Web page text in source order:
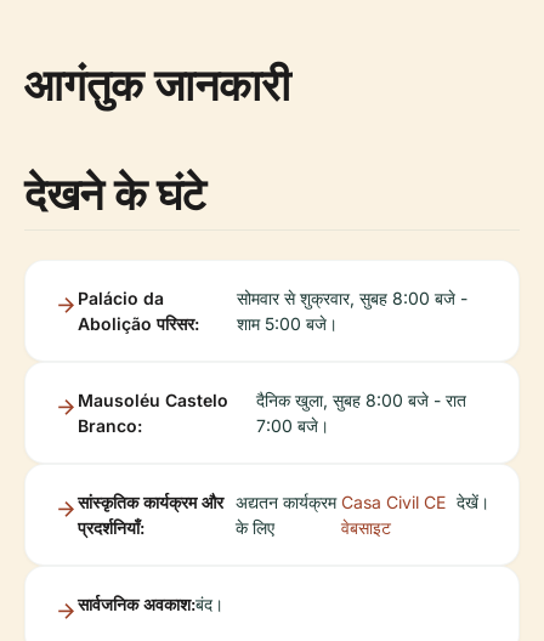
आगंतुक जानकारी
देखने के घंटे
Palácio da
Abolição परिसर:
सोमवार से शुक्रवार, सुबह 8:00 बजे -
शाम 5:00 बजे।
Mausoléu Castelo
Branco:
दैनिक खुला, सुबह 8:00 बजे - रात
7:00 बजे।
सांस्कृतिक कार्यक्रम और
प्रदर्शनियाँ:
अद्यतन कार्यक्रम
के लिए
Casa Civil CE
वेबसाइट
देखें।
सार्वजनिक अवकाश:बंद।